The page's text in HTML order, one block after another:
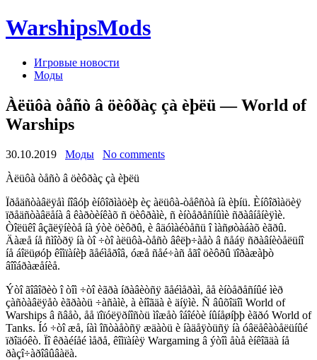
WarshipsMods
Игровые новости
Моды
Àëüôà òåñò â öèôðàç çà èþëü — World of
Warships
30.10.2019 Моды
No comments
Àëüôà òåñò â öèôðàç çà èþëü
Ïðåäñòàâëÿåì íîâóþ èíôîðìàöèþ èç àëüôà-òåêñòà íà èþíü. Èíôîðìàöèÿ
ïðåäñòàâëåíà â êàðòèíêàõ ñ öèôðàìè, ñ èíòåðåñíûìè ñðàâíåíèÿìè.
Òîëüêî âçãëÿíèòå íà ýòè öèôðû, è âäóìàéòåñü î ìàñøòàáàõ èãðû.
Äàæå íå ñìîòðÿ íà òî ÷òî àëüôà-òåñò âêëþ÷àåò â ñåáÿ ñðàâíèòåëüíî
íå áîëüøóþ êîìïàíèþ ãåéìåðîâ, óæå ñåé÷àñ åãî öèôðû ïîðàæàþò
âîîáðàæåíèå.
Ýòî ãîâîðèò î òîì ÷òî èãðà íðàâèòñÿ ãåéìåðàì, åå èíòåðåñíûé ìèð
çàñòàâëÿåò èãðàòü ÷àñàìè, à èíîãäà è äíÿìè. Ñ âûõîäîì World of
Warships â ñâåò, åå ïîïóëÿðíîñòü ìîæåò îáîéòè íûíåøíþþ èãðó World of
Tanks. Íó ÷òî æå, íàì îñòàåòñÿ æäàòü è íàäåÿòüñÿ íà óâëåêàòåëüíûé
ïðîäóêò. Ïî êðàéíåé ìåðå, êîìïàíèÿ Wargaming â ýòîì åùå èíêîãäà íå
ðàçî÷àðîâûâàëà.